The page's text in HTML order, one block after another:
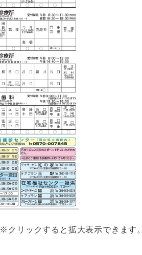
※クリックすると拡大表示できます。